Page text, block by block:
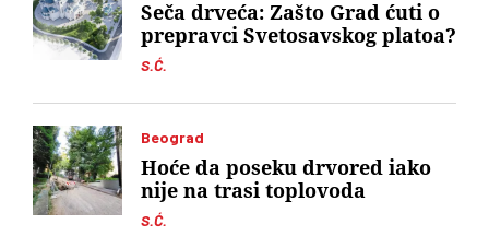
S.Ć.
Seča drveća: Zašto Grad ćuti o
prepravci Svetosavskog platoa?
Beograd
S.Ć.
Hoće da poseku drvored iako
nije na trasi toplovoda